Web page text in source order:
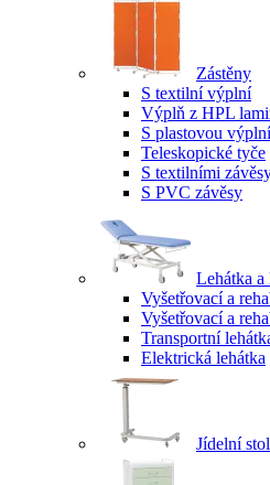
Zástěny
S textilní výplní
Výplň z HPL
S plastovou výplní
Teleskopické tyče
S textilními
S PVC závěsy
Lehátka a
Vyšetřovací a
Vyšetřovací a
Transportní
Elektrická lehátka
Jídelní